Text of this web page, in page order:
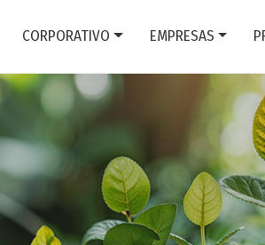
CORPORATIVO EMPRESAS